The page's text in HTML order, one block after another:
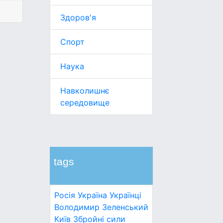
Здоров'я
Спорт
Наука
Навколишнє
середовище
tags
Росія Україна Українці
Володимир Зеленський
Київ Збройні сили